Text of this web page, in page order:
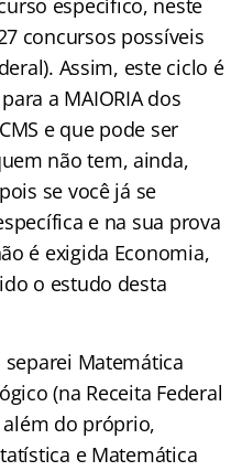
específico, neste
concursos possíveis
Assim, este ciclo é
a MAIORIA dos
e que pode ser
não tem, ainda,
se você já se
e na sua prova
é exigida Economia,
o estudo desta
Matemática
(na Receita Federal
do próprio,
e Matemática